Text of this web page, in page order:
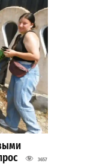
3657